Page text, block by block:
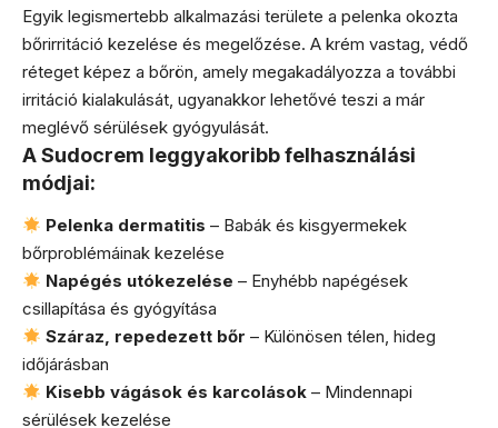
Egyik legismertebb alkalmazási területe a pelenka okozta
bőrirritáció kezelése és megelőzése. A krém vastag, védő
réteget képez a bőrön, amely megakadályozza a további
irritáció kialakulását, ugyanakkor lehetővé teszi a már
meglévő sérülések gyógyulását.
A Sudocrem leggyakoribb felhasználási
módjai:
Pelenka dermatitis – Babák és kisgyermekek
bőrproblémáinak kezelése
Napégés utókezelése – Enyhébb napégések
csillapítása és gyógyítása
Száraz, repedezett bőr – Különösen télen, hideg
időjárásban
Kisebb vágások és karcolások – Mindennapi
sérülések kezelése